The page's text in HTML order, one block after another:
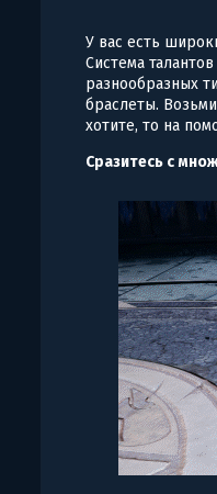
У вас есть
Система
разнообразных
браслеты.
хотите, то на
Сразитесь с